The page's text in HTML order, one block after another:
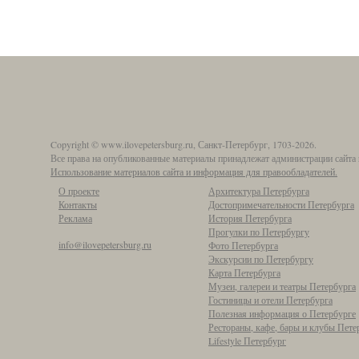
Copyright © www.ilovepetersburg.ru, Санкт-Петербург, 1703-2026.
Все права на опубликованные материалы принадлежат администрации сайта
Использование материалов сайта и информация для правообладателей.
О проекте
Контакты
Реклама
info@ilovepetersburg.ru
Архитектура Петербурга
Достопримечательности Петербурга
История Петербурга
Прогулки по Петербургу
Фото Петербурга
Экскурсии по Петербургу
Карта Петербурга
Музеи, галереи и театры Петербурга
Гостиницы и отели Петербурга
Полезная информация о Петербурге
Рестораны, кафе, бары и клубы
Lifestyle Петербург